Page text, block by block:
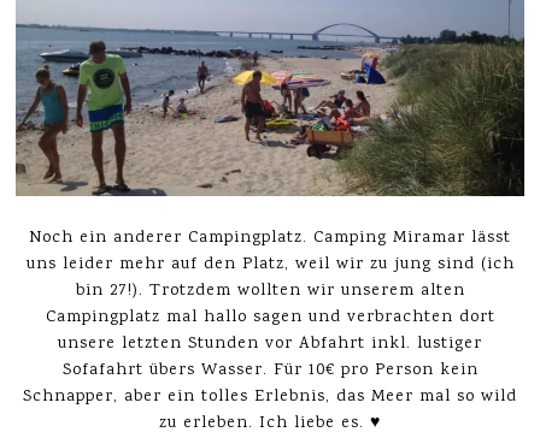
Noch ein anderer Campingplatz. Camping Miramar lässt
uns leider mehr auf den Platz, weil wir zu jung sind (ich
bin 27!). Trotzdem wollten wir unserem alten
Campingplatz mal hallo sagen und verbrachten dort
unsere letzten Stunden vor Abfahrt inkl. lustiger
Sofafahrt übers Wasser. Für 10€ pro Person kein
Schnapper, aber ein tolles Erlebnis, das Meer mal so wild
zu erleben. Ich liebe es. ♥